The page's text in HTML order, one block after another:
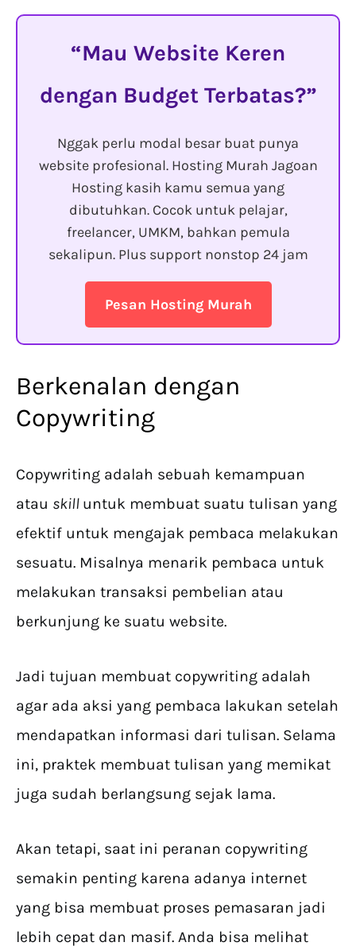
Mau Website Keren
dengan Budget Terbatas?
Nggak perlu modal besar buat punya
website profesional. Hosting Murah Jagoan
Hosting kasih kamu semua yang
dibutuhkan. Cocok untuk pelajar,
freelancer, UMKM, bahkan pemula
sekalipun. Plus support nonstop 24 jam
Pesan Hosting Murah
Berkenalan dengan
Copywriting
Copywriting adalah sebuah kemampuan
atau skill untuk membuat suatu tulisan yang
efektif untuk mengajak pembaca melakukan
sesuatu. Misalnya menarik pembaca untuk
melakukan transaksi pembelian atau
berkunjung ke suatu website.
Jadi tujuan membuat copywriting adalah
agar ada aksi yang pembaca lakukan setelah
mendapatkan informasi dari tulisan. Selama
ini, praktek membuat tulisan yang memikat
juga sudah berlangsung sejak lama.
Akan tetapi, saat ini peranan copywriting
semakin penting karena adanya internet
yang bisa membuat proses pemasaran jadi
lebih cepat dan masif. Anda bisa melihat